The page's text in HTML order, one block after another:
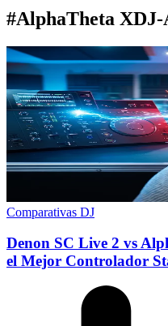
#AlphaTheta XDJ-
Comparativas DJ
Denon SC Live 2 vs
el Mejor Controlador